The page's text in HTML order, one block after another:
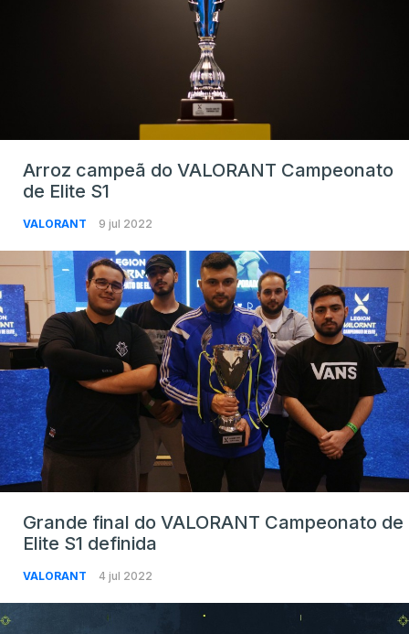
Arroz campeã do VALORANT Campeonato
de Elite S1
VALORANT 9 jul 2022
Grande final do VALORANT Campeonato de
Elite S1 definida
VALORANT 4 jul 2022